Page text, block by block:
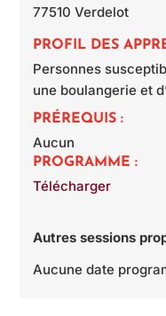
77510 Verdelot
PROFIL DES
Personnes
une boulangerie et
PRÉREQUIS :
Aucun
PROGRAMME :
Télécharger
Autres sessions
Aucune date